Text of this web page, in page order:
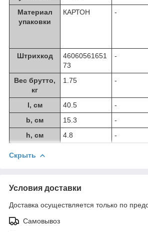
Материал
упаковки
КАРТОН -
Штрихкод
46060561651
73
-
Вес брутто,
кг
1.75 -
l, см 40.5 -
b, см
15.3 -
h, см
4.8 -
Скрыть
Условия доставки
Доставка осуществляется только по
Самовывоз